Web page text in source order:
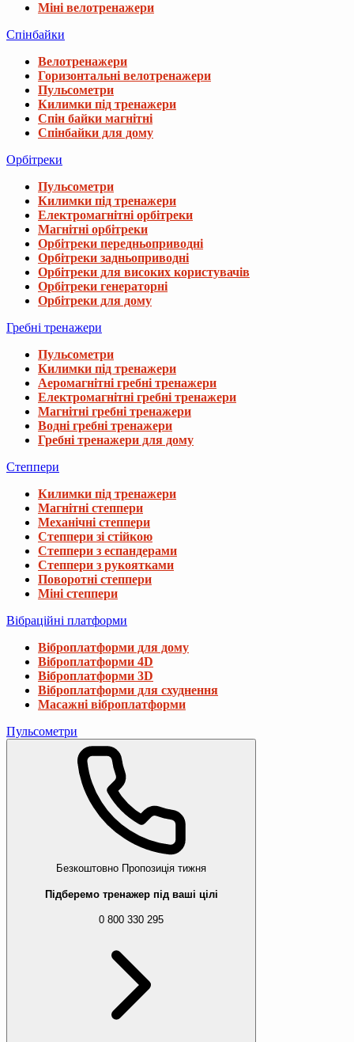
Міні велотренажери
Спінбайки
Велотренажери
Горизонтальні велотренажери
Пульсометри
Килимки під тренажери
Спін байки магнітні
Спінбайки для дому
Орбітреки
Пульсометри
Килимки під тренажери
Електромагнітні орбітреки
Магнітні орбітреки
Орбітреки передньоприводні
Орбітреки задньоприводні
Орбітреки для високих користувачів
Орбітреки генераторні
Орбітреки для дому
Гребні тренажери
Пульсометри
Килимки під тренажери
Аеромагнітні гребні тренажери
Електромагнітні гребні тренажери
Магнітні гребні тренажери
Водні гребні тренажери
Гребні тренажери для дому
Степпери
Килимки під тренажери
Магнітні степпери
Механічні степпери
Степпери зі стійкою
Степпери з еспандерами
Степпери з рукоятками
Поворотні степпери
Міні степпери
Вібраційні платформи
Віброплатформи для дому
Віброплатформи 4D
Віброплатформи 3D
Віброплатформи для схуднення
Масажні віброплатформи
Пульсометри
Безкоштовно Пропозиція тижня
Підберемо тренажер під ваші цілі
0 800 330 295